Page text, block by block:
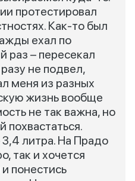
протестировал
Как-то был
ехал по
раз – пересекал
не подвел,
меня из разных
жизнь вообще
не так важна, но
литра. На Прадо
так и хочется
понестись